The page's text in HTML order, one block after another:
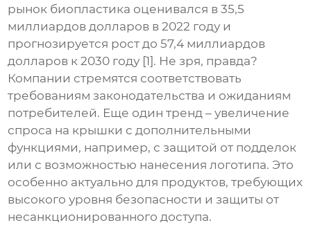
рынок биопластика оценивался в 35,5
миллиардов долларов в 2022 году и
прогнозируется рост до 57,4 миллиардов
долларов к 2030 году [1]. Не зря, правда?
Компании стремятся соответствовать
требованиям законодательства и ожиданиям
потребителей. Еще один тренд – увеличение
спроса на крышки с дополнительными
функциями, например, с защитой от подделок
или с возможностью нанесения логотипа. Это
особенно актуально для продуктов, требующих
высокого уровня безопасности и защиты от
несанкционированного доступа.